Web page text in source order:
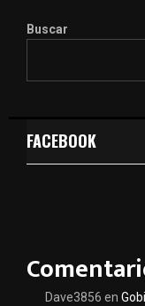
Buscar
FACEBOOK
Dave3856 en